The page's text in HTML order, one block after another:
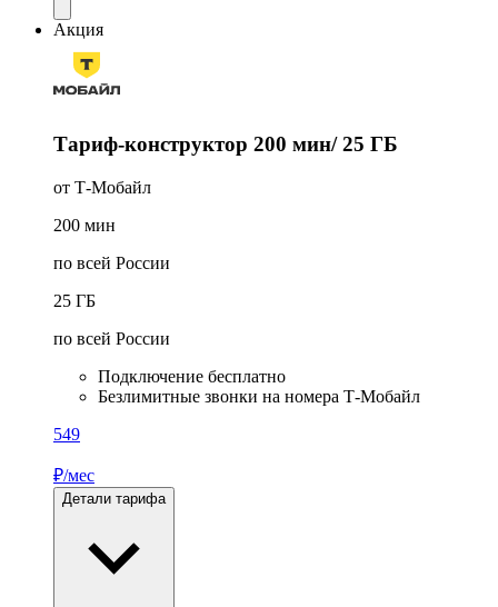
Акция
Тариф-конструктор 200 мин/ 25 ГБ
от Т‑Мобайл
200 мин
по всей России
25 ГБ
по всей России
Подключение бесплатно
Безлимитные звонки на номера Т‑Мобайл
549
₽/мес
Детали тарифа